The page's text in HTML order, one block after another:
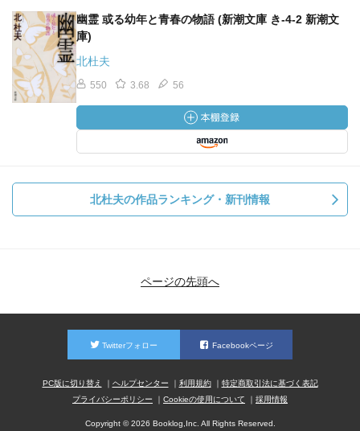
幽霊 或る幼年と青春の物語 (新潮文庫 き-4-2 新潮文
庫)
北杜夫
550 3.68 56
北杜夫の作品ランキング・新刊情報
ページの先頭へ
Twitterフォロー Facebookページ
PC版に切り替え ヘルプセンター 利用規約
特定商取引法に基づく表記
プライバシーポリシー
Cookieの使用について 採用情報
Copyright © 2026 Booklog,Inc. All Rights Reserved.